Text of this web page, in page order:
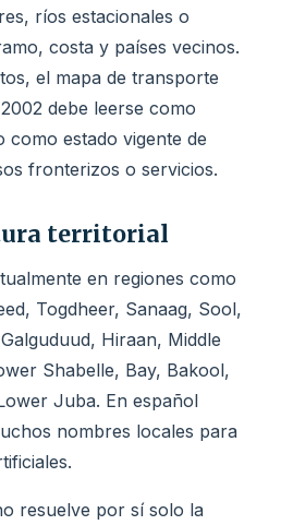
ríos estacionales o
costa y países vecinos.
el mapa de transporte
debe leerse como
estado vigente de
fronterizos o servicios.
territorial
en regiones como
Togdheer, Sanaag, Sool,
Hiraan, Middle
Shabelle, Bay, Bakool,
Juba. En español
nombres locales para
resuelve por sí solo la